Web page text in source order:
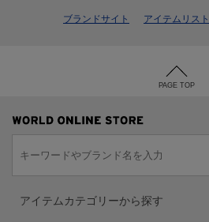
ブランドサイト アイテムリスト
PAGE TOP
アイテムカテゴリーから探す